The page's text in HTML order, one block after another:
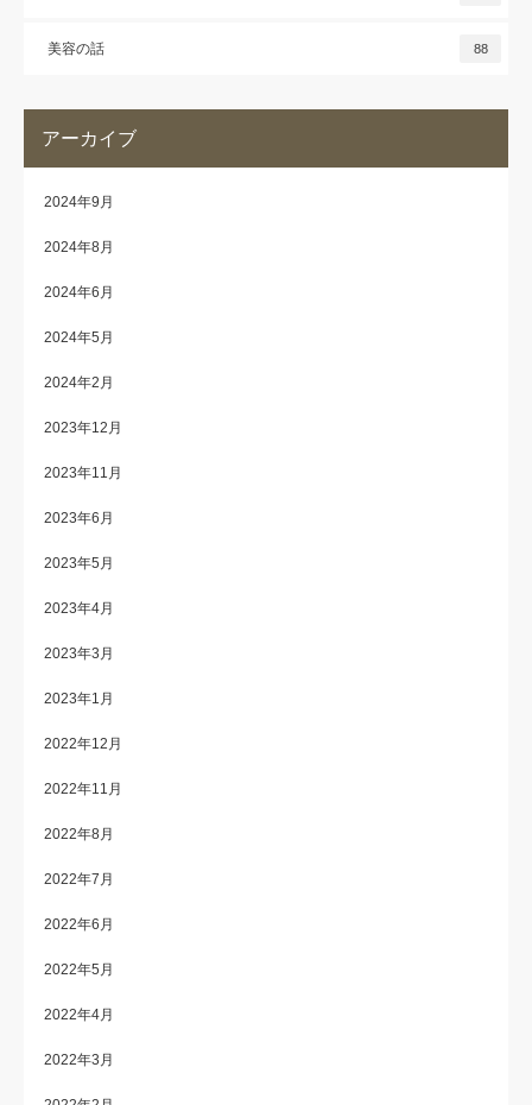
美容の話 88
アーカイブ
2024年9月
2024年8月
2024年6月
2024年5月
2024年2月
2023年12月
2023年11月
2023年6月
2023年5月
2023年4月
2023年3月
2023年1月
2022年12月
2022年11月
2022年8月
2022年7月
2022年6月
2022年5月
2022年4月
2022年3月